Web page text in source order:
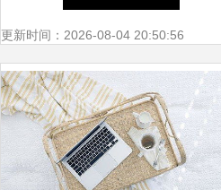
更新时间：2026-08-04 20:50:56